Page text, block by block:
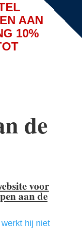
AAN
10%
de
voor
aan de
hij niet